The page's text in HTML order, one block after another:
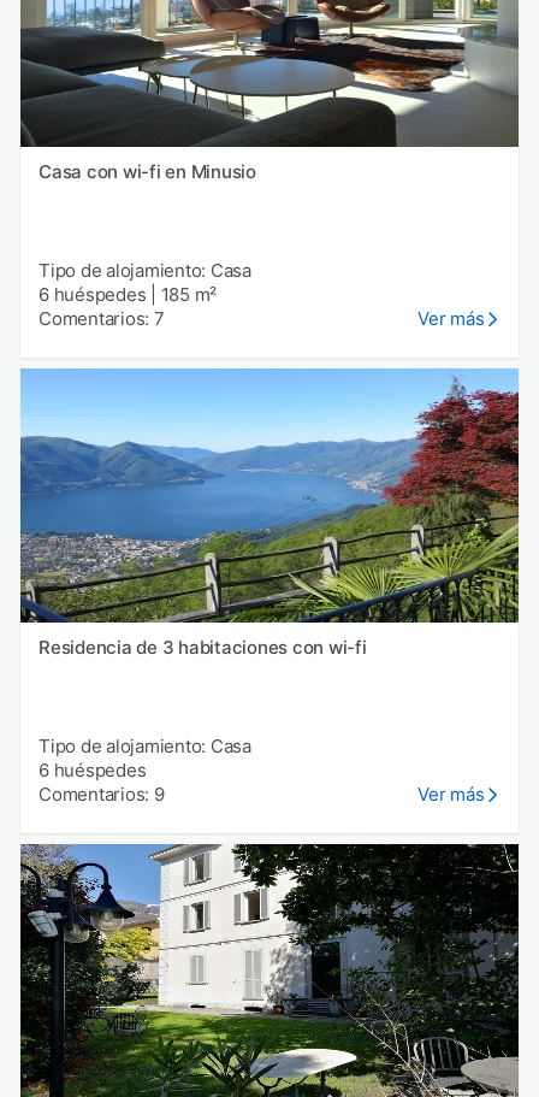
Casa con wi-fi en Minusio
Tipo de alojamiento: Casa
6 huéspedes
185 m²
Comentarios: 7
Ver más
Residencia de 3 habitaciones con wi-fi
Tipo de alojamiento: Casa
6 huéspedes
Comentarios: 9
Ver más